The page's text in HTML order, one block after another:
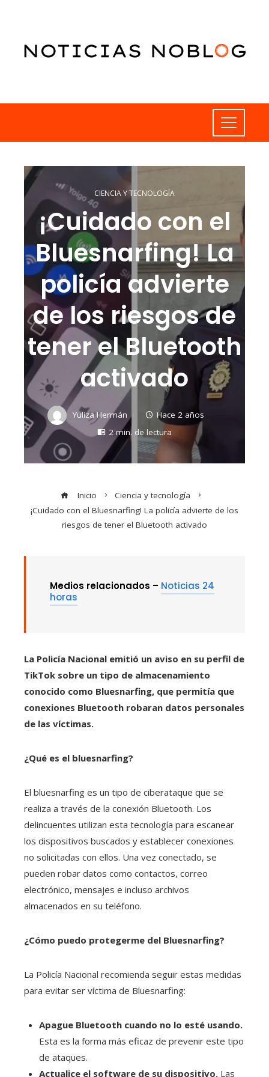
CIENCIA Y TECNOLOGÍA
¡Cuidado con el
Bluesnarfing! La
policía advierte
de los riesgos de
tener el Bluetooth
activado
Yuliza Hermán
Hace 2 años
2 min. de lectura
Inicio
Ciencia y tecnología
¡Cuidado con el Bluesnarfing! La policía advierte de los
riesgos de tener el Bluetooth activado
Medios relacionados – Noticias 24
horas
La Policía Nacional emitió un aviso en su perfil de
TikTok sobre un tipo de almacenamiento
conocido como Bluesnarfing, que permitía que
conexiones Bluetooth robaran datos personales
de las víctimas.
¿Qué es el bluesnarfing?
El bluesnarfing es un tipo de ciberataque que se
realiza a través de la conexión Bluetooth. Los
delincuentes utilizan esta tecnología para escanear
los dispositivos buscados y establecer conexiones
no solicitadas con ellos. Una vez conectado, se
pueden robar datos como contactos, correo
electrónico, mensajes e incluso archivos
almacenados en su teléfono.
¿Cómo puedo protegerme del Bluesnarfing?
La Policía Nacional recomienda seguir estas medidas
para evitar ser víctima de Bluesnarfing:
Apague Bluetooth cuando no lo esté usando.
Esta es la forma más eficaz de prevenir este tipo
de ataques.
Actualice el software de su dispositivo. Las